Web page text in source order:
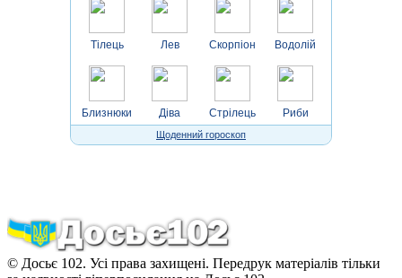
Тілець
Близнюки
Лев
Діва
Скорпіон
Стрілець
Водолій
Риби
Щоденний гороскоп
© Досьє 102. Усі права захищені. Передрук матеріалів тільки